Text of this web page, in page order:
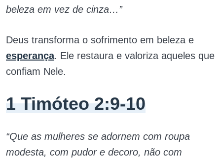
beleza em vez de cinza…”
Deus transforma o sofrimento em beleza e
esperança. Ele restaura e valoriza aqueles que
confiam Nele.
1 Timóteo 2:9-10
“Que as mulheres se adornem com roupa
modesta, com pudor e decoro, não com